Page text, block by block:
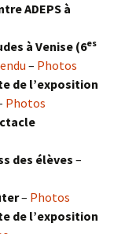
ADEPS à
à Venise (6es
– Photos
de l’exposition
Photos
des élèves–
– Photos
de l’exposition